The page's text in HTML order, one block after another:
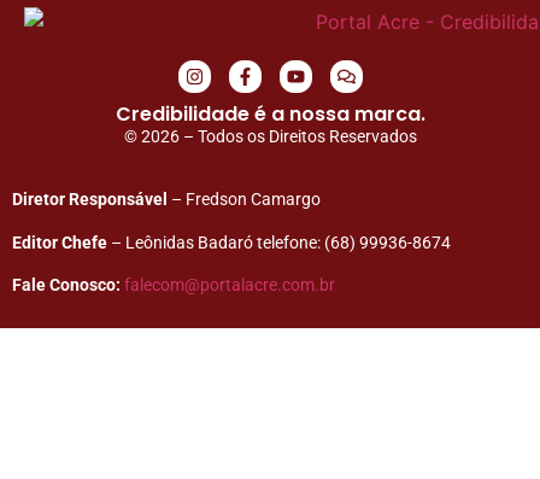
Credibilidade é a nossa marca.
© 2026 – Todos os Direitos Reservados
Diretor Responsável – Fredson Camargo
Editor Chefe – Leônidas Badaró telefone: (68) 99936-8674
Fale Conosco: falecom@portalacre.com.br